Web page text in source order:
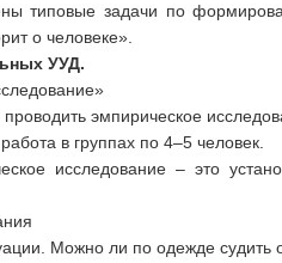
типовые задачи по
о человеке».
УУД.
эмпирическое
в группах по 4–5 человек.
исследование – это
Можно ли по одежде судить